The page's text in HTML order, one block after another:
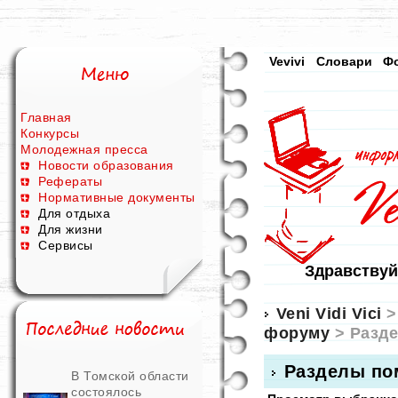
Главная
Конкурсы
Молодежная пресса
Новости образования
Рефераты
Нормативные документы
Для отдыха
Для жизни
Сервисы
В Томской области
состоялось
Vevivi Словари
Veni Vidi Vici
форуму >
Разделы